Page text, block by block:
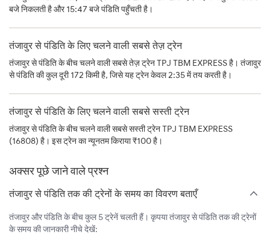
बजे निकलती है और 15:47 बजे पंडिति पहुँचती है।
तंजावुर से पंडिति के लिए चलने वाली सबसे तेज़ ट्रेन
तंजावुर से पंडिति के बीच चलने वाली सबसे तेज़ ट्रेन TPJ TBM EXPRESS है। तंजावुर
से पंडिति की कुल दूरी 172 किमी है, जिसे यह ट्रेन केवल 2:35 में तय करती है।
तंजावुर से पंडिति के लिए चलने वाली सबसे सस्ती ट्रेन
तंजावुर से पंडिति के बीच चलने वाली सबसे सस्ती ट्रेन TPJ TBM EXPRESS
(16808) है। इस ट्रेन का न्यूनतम किराया ₹100 है।
अक्सर पूछे जाने वाले प्रश्न
तंजावुर से पंडिति तक की ट्रेनों के समय का विवरण बताएँ
तंजावुर और पंडिति के बीच कुल 5 ट्रेनें चलती हैं। कृपया तंजावुर से पंडिति तक की ट्रेनों
के समय की जानकारी नीचे देखें: